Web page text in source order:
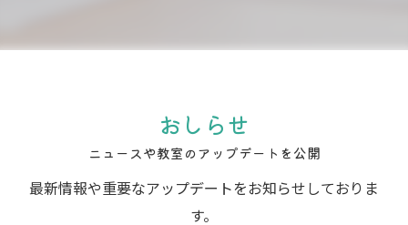
ニュースや教室のアップデートを公開
おしらせ
最新情報や重要なアップデートをお知らせしておりま
す。